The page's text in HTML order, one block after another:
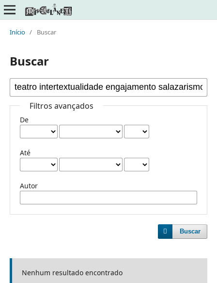
Início / Buscar
Buscar
Filtros avançados
De
Até
Autor
Buscar
Nenhum resultado encontrado